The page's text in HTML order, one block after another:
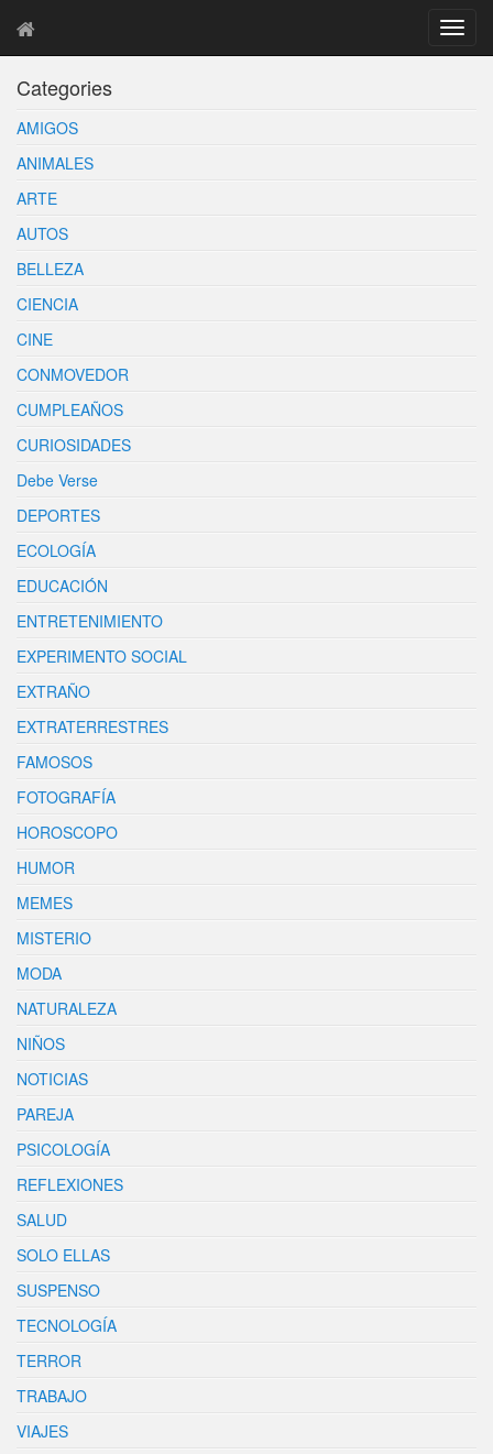
T
o
Categories
AMIGOS
ANIMALES
ARTE
AUTOS
BELLEZA
CIENCIA
CINE
CONMOVEDOR
CUMPLEAÑOS
CURIOSIDADES
Debe Verse
DEPORTES
ECOLOGÍA
EDUCACIÓN
ENTRETENIMIENTO
EXPERIMENTO SOCIAL
EXTRAÑO
EXTRATERRESTRES
FAMOSOS
FOTOGRAFÍA
HOROSCOPO
HUMOR
MEMES
MISTERIO
MODA
NATURALEZA
NIÑOS
NOTICIAS
PAREJA
PSICOLOGÍA
REFLEXIONES
SALUD
SOLO ELLAS
SUSPENSO
TECNOLOGÍA
TERROR
TRABAJO
VIAJES